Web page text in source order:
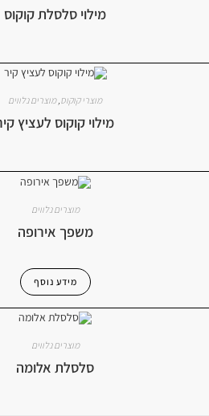
מילוי סלסלת קוקוס
מוצרי קוקוס,מוצרים נלווים
מילוי קוקוס לעציץ
מוצרים נלווים
משפך אירופה
מידע נוסף
מוצרים נלווים
סלסלת אלומה